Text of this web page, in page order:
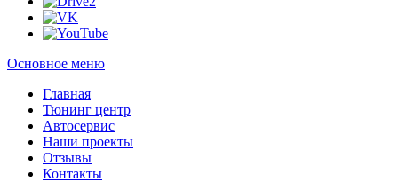
Основное меню
Главная
Тюнинг центр
Автосервис
Наши проекты
Отзывы
Контакты